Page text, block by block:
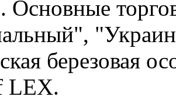
Основные
березовая
LEX.